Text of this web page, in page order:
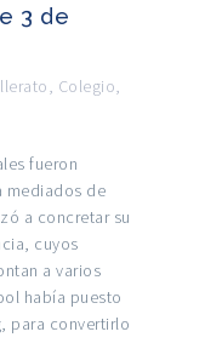
3 de
, Colegio,
fueron
mediados de
a concretar su
cuyos
a varios
había puesto
para convertirlo